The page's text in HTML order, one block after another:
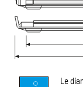
Le